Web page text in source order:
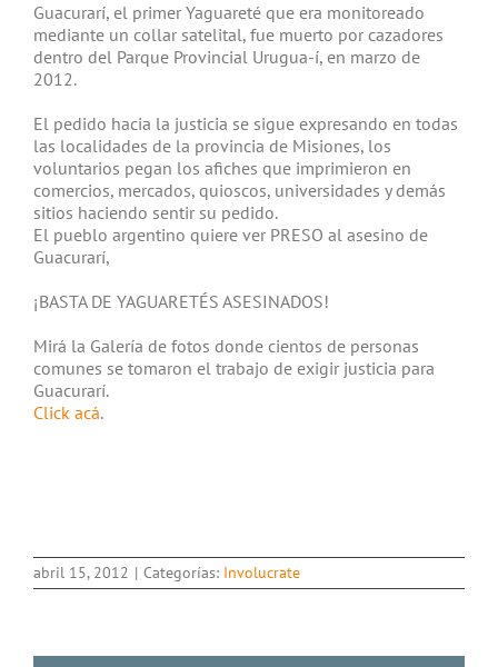
Guacurarí, el primer Yaguareté que era monitoreado
mediante un collar satelital, fue muerto por cazadores
dentro del Parque Provincial Urugua-í, en marzo de
2012.
El pedido hacia la justicia se sigue expresando en todas
las localidades de la provincia de Misiones, los
voluntarios pegan los afiches que imprimieron en
comercios, mercados, quioscos, universidades y demás
sitios haciendo sentir su pedido.
El pueblo argentino quiere ver PRESO al asesino de
Guacurarí,
¡BASTA DE YAGUARETÉS ASESINADOS!
Mirá la Galería de fotos donde cientos de personas
comunes se tomaron el trabajo de exigir justicia para
Guacurarí.
Click acá.
abril 15, 2012 | Categorías: Involucrate